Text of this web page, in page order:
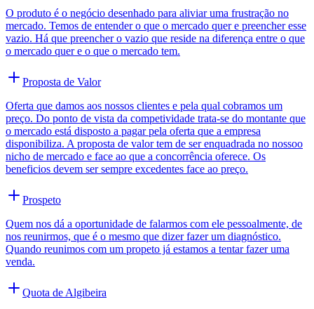
O produto é o negócio desenhado para aliviar uma frustração no
mercado. Temos de entender o que o mercado quer e preencher esse
vazio. Há que preencher o vazio que reside na diferença entre o que
o mercado quer e o que o mercado tem.
Proposta de Valor
Oferta que damos aos nossos clientes e pela qual cobramos um
preço. Do ponto de vista da competividade trata-se do montante que
o mercado está disposto a pagar pela oferta que a empresa
disponibiliza. A proposta de valor tem de ser enquadrada no nossoo
nicho de mercado e face ao que a concorrência oferece. Os
beneficios devem ser sempre excedentes face ao preço.
Prospeto
Quem nos dá a oportunidade de falarmos com ele pessoalmente, de
nos reunirmos, que é o mesmo que dizer fazer um diagnóstico.
Quando reunimos com um propeto já estamos a tentar fazer uma
venda.
Quota de Algibeira